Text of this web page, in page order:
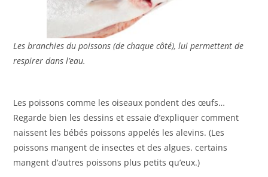
Les branchies du poissons (de chaque côté), lui permettent de
respirer dans l’eau.
Les poissons comme les oiseaux pondent des œufs…
Regarde bien les dessins et essaie d’expliquer comment
naissent les bébés poissons appelés les alevins. (Les
poissons mangent de insectes et des algues. certains
mangent d’autres poissons plus petits qu’eux.)